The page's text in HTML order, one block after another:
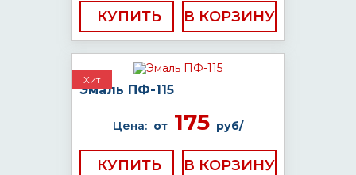
КУПИТЬ
Хит
Эмаль ПФ-115
Цена: от 175 руб/
КУПИТЬ